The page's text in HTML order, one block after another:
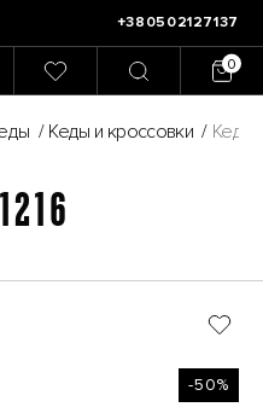
+380502127137
/ Кеды и кроссовки / Кеди
-50%